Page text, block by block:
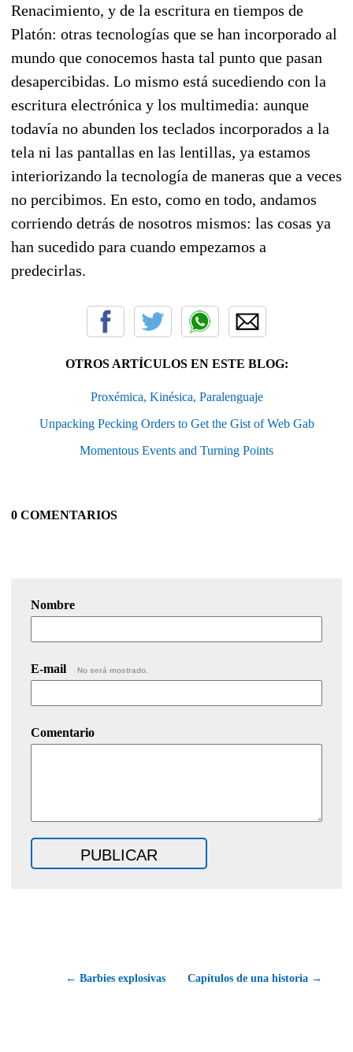
Renacimiento, y de la escritura en tiempos de
Platón: otras tecnologías que se han incorporado al
mundo que conocemos hasta tal punto que pasan
desapercibidas. Lo mismo está sucediendo con la
escritura electrónica y los multimedia: aunque
todavía no abunden los teclados incorporados a la
tela ni las pantallas en las lentillas, ya estamos
interiorizando la tecnología de maneras que a veces
no percibimos. En esto, como en todo, andamos
corriendo detrás de nosotros mismos: las cosas ya
han sucedido para cuando empezamos a
predecirlas.
OTROS ARTÍCULOS EN ESTE BLOG:
Proxémica, Kinésica, Paralenguaje
Unpacking Pecking Orders to Get the Gist of Web Gab
Momentous Events and Turning Points
0 COMENTARIOS
Nombre
E-mail No será mostrado.
Comentario
← Barbies explosivas Capítulos de una historia →